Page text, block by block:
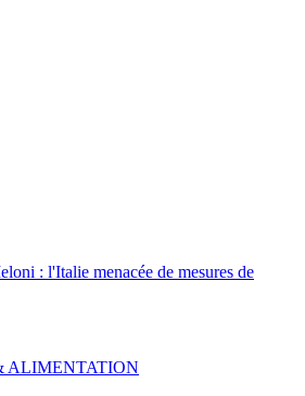
: l'Italie menacée de mesures de
ALIMENTATION